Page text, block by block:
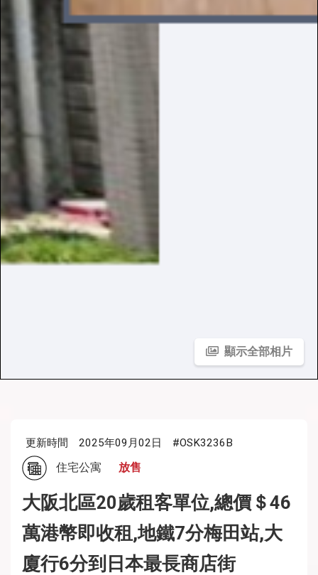
顯示全部相片
更新時間 2025年09月02日 #OSK3236B
住宅公寓 放售
大阪北區20歲租客單位,總價＄46
萬港幣即收租,地鐵7分梅田站,大
廈行6分到日本最長商店街